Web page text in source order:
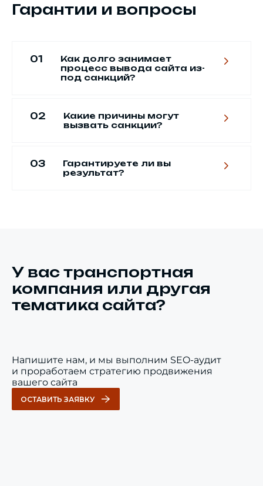
Гарантии и вопросы
Как долго занимает
процесс вывода сайта из-
под санкций?
Какие причины могут
вызвать санкции?
Гарантируете ли вы
результат?
У вас транспортная
компания или другая
тематика сайта?
Напишите нам, и мы выполним SEO-аудит
и проработаем стратегию продвижения
вашего сайта
ОСТАВИТЬ ЗАЯВКУ